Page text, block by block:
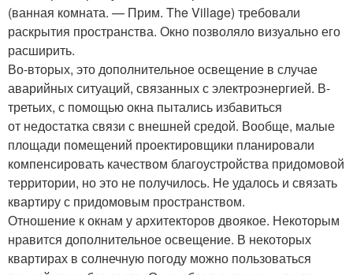
(ванная комната. — Прим. The Village) требовали
раскрытия пространства. Окно позволяло визуально его
расширить.
Во-вторых, это дополнительное освещение в случае
аварийных ситуаций, связанных с электроэнергией. В-
третьих, с помощью окна пытались избавиться
от недостатка связи с внешней средой. Вообще, малые
площади помещений проектировщики планировали
компенсировать качеством благоустройства придомовой
территории, но это не получилось. Не удалось и связать
квартиру с придомовым пространством.
Отношение к окнам у архитекторов двоякое. Некоторым
нравится дополнительное освещение. В некоторых
квартирах в солнечную погоду можно пользоваться